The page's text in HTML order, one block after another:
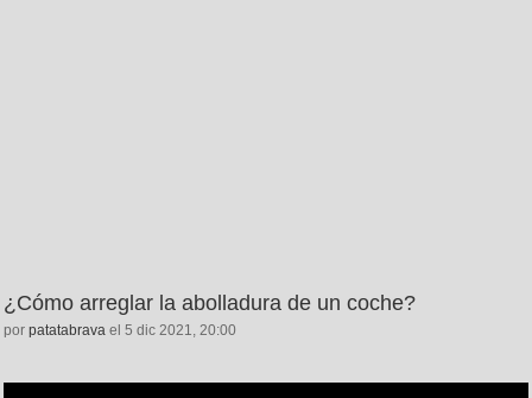
¿Cómo arreglar la abolladura de un coche?
por patatabrava el 5 dic 2021, 20:00